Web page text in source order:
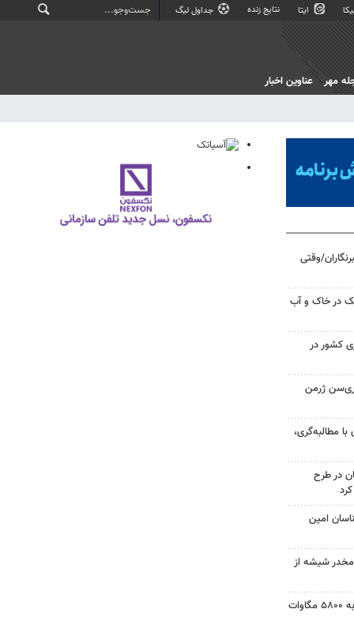
ایتا نتایج زنده جداول لیگ
مهر عناوین اخبار
وقتی
در خاک و آب
کشور در
ژرمن
مطالبه‌گری،
در طرح
امین
ماده مخدر شیشه از
ظرفیت نیروگاه‌های تجدیدپذیر به ۵۸۰۰ مگاوات